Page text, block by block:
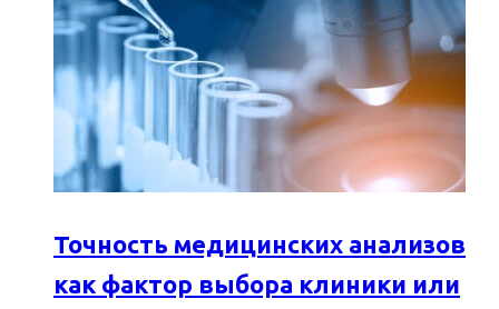
Точность медицинских анализов
как фактор выбора клиники или